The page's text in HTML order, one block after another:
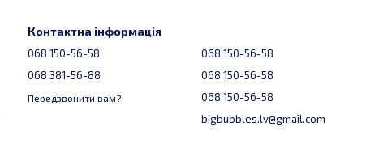
Контактна інформація
068 150-56-58
068 381-56-88
Передзвонити вам?
068 150-56-58
068 150-56-58
068 150-56-58
bigbubbles.lv@gmail.com